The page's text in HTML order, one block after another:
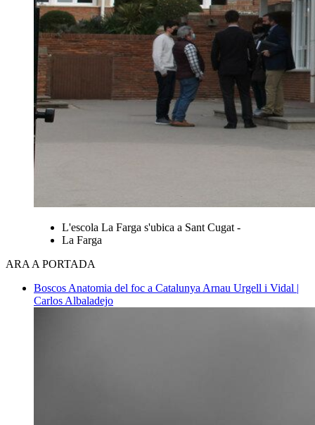
L'escola La Farga s'ubica a Sant Cugat -
La Farga
ARA A PORTADA
Boscos Anatomia del foc a Catalunya Arnau Urgell i Vidal |
Carlos Albaladejo